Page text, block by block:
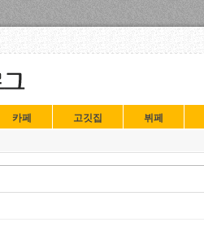
카페 고깃집 뷔페